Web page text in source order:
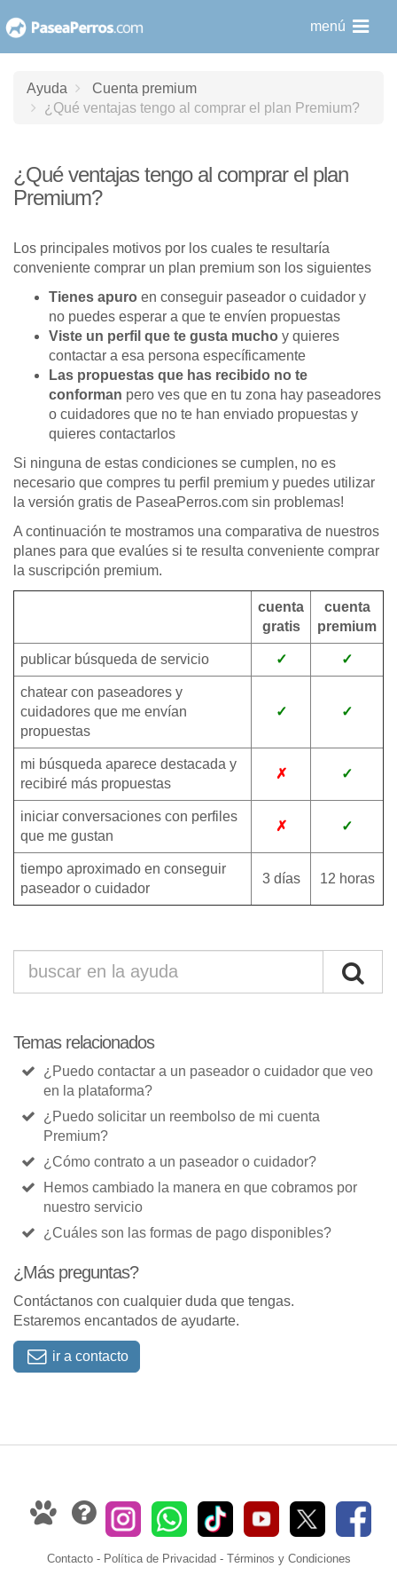
al
menú
Ayuda
Cuenta premium
¿Qué ventajas tengo al comprar el plan Premium?
¿Qué ventajas tengo al comprar el plan
Premium?
Los principales motivos por los cuales te resultaría
conveniente comprar un plan premium son los siguientes
Tienes apuro en conseguir paseador o cuidador y
no puedes esperar a que te envíen propuestas
Viste un perfil que te gusta mucho y quieres
contactar a esa persona específicamente
Las propuestas que has recibido no te
conforman pero ves que en tu zona hay paseadores
o cuidadores que no te han enviado propuestas y
quieres contactarlos
Si ninguna de estas condiciones se cumplen, no es
necesario que compres tu perfil premium y puedes utilizar
la versión gratis de PaseaPerros.com sin problemas!
A continuación te mostramos una comparativa de nuestros
planes para que evalúes si te resulta conveniente comprar
la suscripción premium.
cuenta
gratis
cuenta
premium
publicar búsqueda de servicio ✓ ✓
chatear con paseadores y
cuidadores que me envían
propuestas
✓ ✓
mi búsqueda aparece destacada y
recibiré más propuestas
✗ ✓
iniciar conversaciones con perfiles
que me gustan
✗ ✓
tiempo aproximado en conseguir
paseador o cuidador
3 días 12 horas
Temas relacionados
¿Puedo contactar a un paseador o cuidador que veo
en la plataforma?
¿Puedo solicitar un reembolso de mi cuenta
Premium?
¿Cómo contrato a un paseador o cuidador?
Hemos cambiado la manera en que cobramos por
nuestro servicio
¿Cuáles son las formas de pago disponibles?
¿Más preguntas?
Contáctanos con cualquier duda que tengas.
Estaremos encantados de ayudarte.
ir a contacto
Contacto- Política de Privacidad - Términos y Condiciones